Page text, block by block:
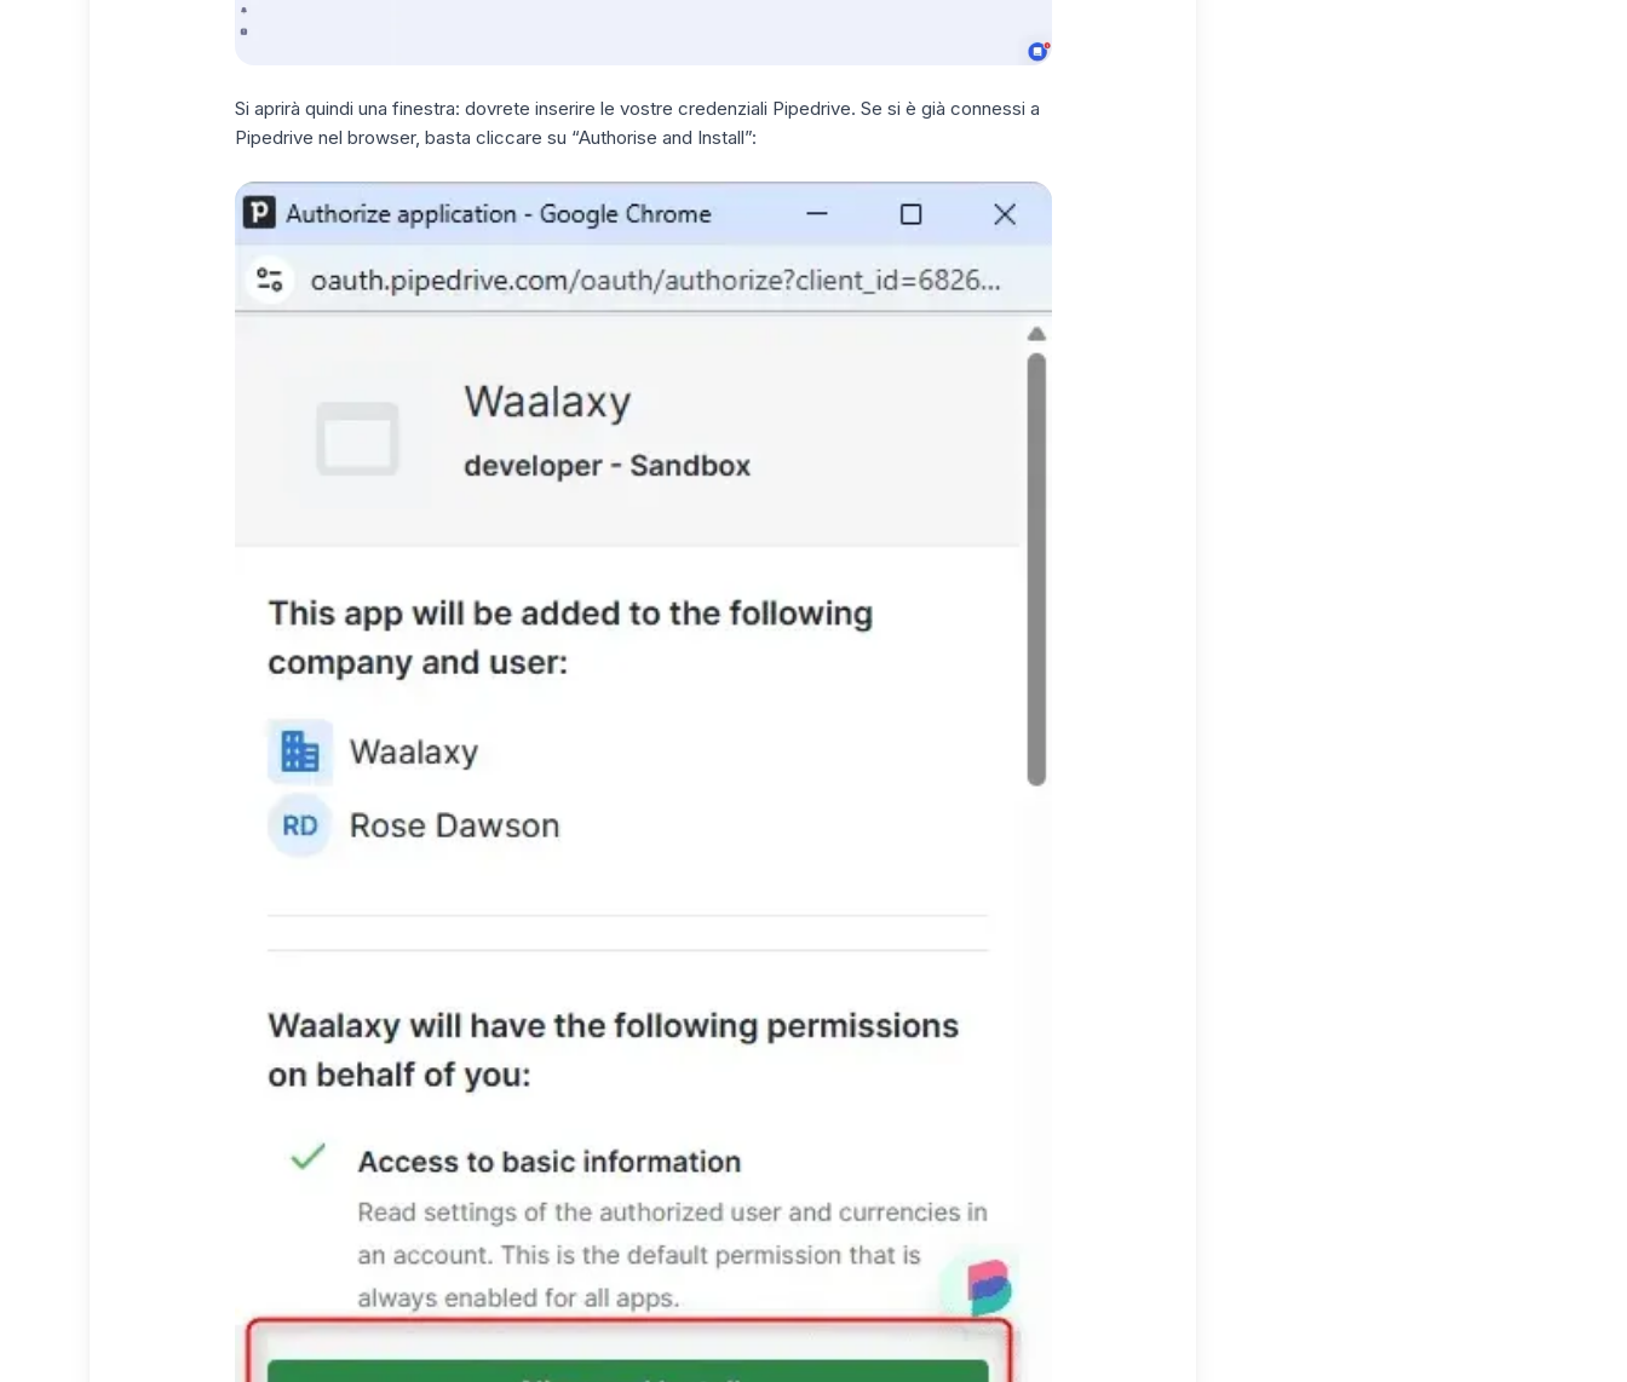
Si aprirà quindi una finestra: dovrete inserire le vostre credenziali Pipedrive. Se si è già connessi a
Pipedrive nel browser, basta cliccare su “Authorise and Install”: